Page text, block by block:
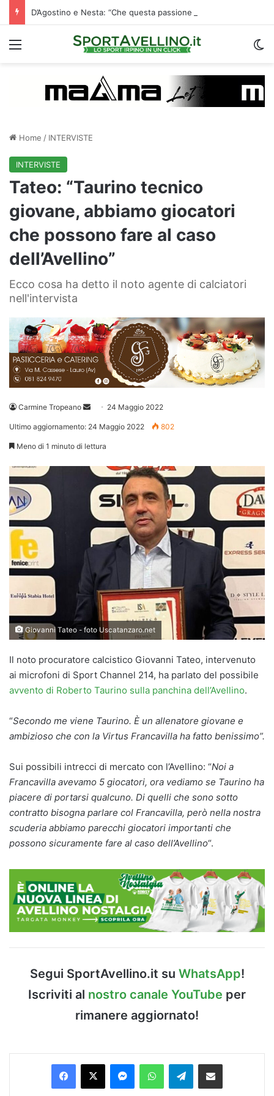
Menu
Home / INTERVISTE
INTERVISTE
Tateo: “Taurino tecnico
giovane, abbiamo giocatori
che possono fare al caso
dell’Avellino”
Ecco cosa ha detto il noto agente di calciatori
nell'intervista
Carmine Tropeano
Invia 24 Maggio 2022
Ultimo aggiornamento: 24 Maggio 2022 802
Meno di 1 minuto di lettura
Giovanni Tateo - foto Uscatanzaro.net
Il noto procuratore calcistico Giovanni Tateo, intervenuto
ai microfoni di Sport Channel 214, ha parlato del possibile
avvento di Roberto Taurino sulla panchina dell’Avellino.
“Secondo me viene Taurino. È un allenatore giovane e
ambizioso che con la Virtus Francavilla ha fatto benissimo”.
Sui possibili intrecci di mercato con l’Avellino: “Noi a
Francavilla avevamo 5 giocatori, ora vediamo se Taurino ha
piacere di portarsi qualcuno. Di quelli che sono sotto
contratto bisogna parlare col Francavilla, però nella nostra
scuderia abbiamo parecchi giocatori importanti che
possono sicuramente fare al caso dell’Avellino“.
Segui SportAvellino.it su WhatsApp!
Iscriviti al nostro canale YouTube per
rimanere aggiornato!
Facebook
X MessengerWhatsAppTelegramCondividi via Email